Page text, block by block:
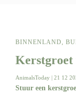
BINNENLAND,
Kerstgroet
AnimalsToday | 21 12
Stuur een